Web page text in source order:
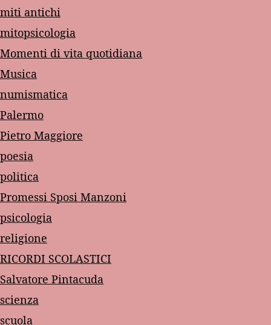
miti antichi
mitopsicologia
Momenti di vita quotidiana
Musica
numismatica
Palermo
Pietro Maggiore
poesia
politica
Promessi Sposi Manzoni
psicologia
religione
RICORDI SCOLASTICI
Salvatore Pintacuda
scienza
scuola